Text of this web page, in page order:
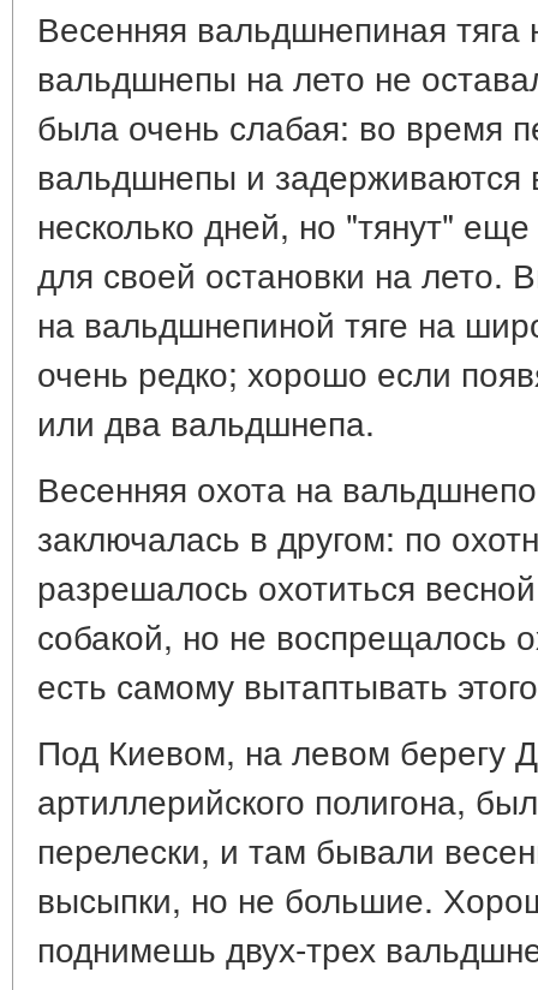
Весенняя вальдшнепиная
вальдшнепы на лето не
была очень слабая: во время
вальдшнепы и задерживаются
несколько дней, но "тянут"
для своей остановки на лето.
на вальдшнепиной тяге на
очень редко; хорошо если
или два вальдшнепа.
Весенняя охота на
заключалась в другом: по
разрешалось охотиться
собакой, но не воспрещалось
есть самому вытаптывать
Под Киевом, на левом берегу
артиллерийского полигона,
перелески, и там бывали
высыпки, но не большие.
поднимешь двух-трех